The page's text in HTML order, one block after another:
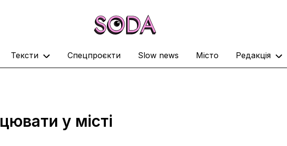
Тексти Спецпроєкти Slow news Місто Редакція
у місті